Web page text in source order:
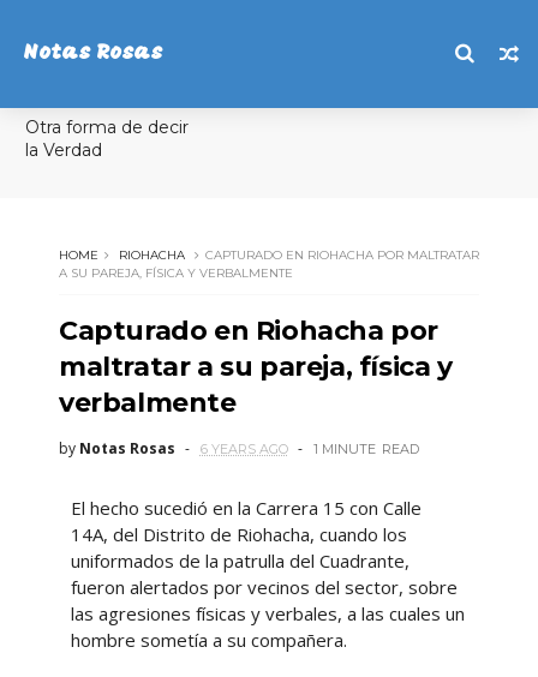
Notas Rosas
Otra forma de decir
la Verdad
HOME RIOHACHA
CAPTURADO EN RIOHACHA POR MALTRATAR
A SU PAREJA, FÍSICA Y VERBALMENTE
Capturado en Riohacha por
maltratar a su pareja, física y
verbalmente
by Notas Rosas 6 YEARS AGO 1 MINUTE READ
El hecho sucedió en la Carrera 15 con Calle
14A, del Distrito de Riohacha, cuando los
uniformados de la patrulla del Cuadrante,
fueron alertados por vecinos del sector, sobre
las agresiones físicas y verbales, a las cuales un
hombre sometía a su compañera.